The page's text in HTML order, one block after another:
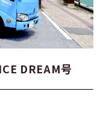
DREAM号